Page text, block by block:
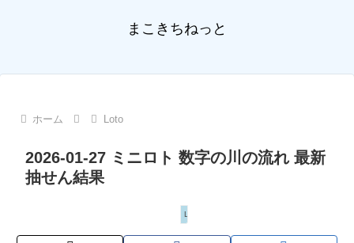
まこきちねっと
ホーム Loto
2026-01-27 ミニロト 数字の川の流れ 最新
抽せん結果
Loto